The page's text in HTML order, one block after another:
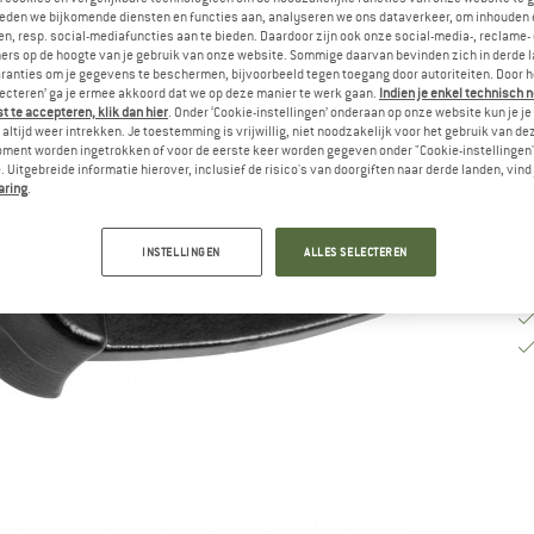
we bijkomende diensten en functies aan, analyseren we ons dataverkeer, om inhouden
resp. social-mediafuncties aan te bieden. Daardoor zijn ook onze social-media-, reclame-
op de hoogte van je gebruik van onze website. Sommige daarvan bevinden zich in derde
om je gegevens te beschermen, bijvoorbeeld tegen toegang door autoriteiten. Door
ga je ermee akkoord dat we op deze manier te werk gaan. Indien je enkel technisch
te accepteren, klik dan hier. Onder ‘Cookie-instellingen’ onderaan op onze website kun je
altijd weer intrekken. Je toestemming is vrijwillig, niet noodzakelijk voor het gebruik van
worden ingetrokken of voor de eerste keer worden gegeven onder "Cookie-
Uitgebreide informatie hierover, inclusief de risico's van doorgiften naar derde landen, vind
.
INSTELLINGEN ALLES SELECTEREN